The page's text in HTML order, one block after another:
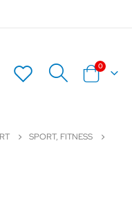
Warenkorb
0Artikel
SPORT, FITNESS